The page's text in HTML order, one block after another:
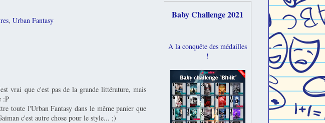
, Urban Fantasy
vrai que c'est pas de la grande littérature, mais
:P
toute l'Urban Fantasy dans le même panier que
c'est autre chose pour le style... ;)
Baby Challenge 2021
A la conquête des médailles
!